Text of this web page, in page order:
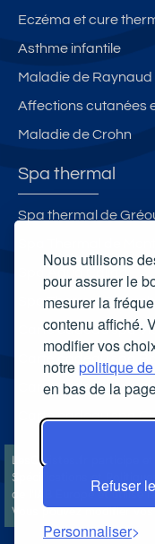
Nous utilisons
pour assurer le
mesurer la
contenu affiché.
modifier vos
notrepolitique
en bas de la
Refuser
Personnaliser
Eczéma et cure
Asthme infantile
Maladie de Raynaud
Affections cutanées
Maladie de Crohn
Spa thermal
Spa thermal de
Spa Thermal
Carte cadeau spa
Carte cadeau spa
Carte cadeau spa
Carte cadeau spa
LesCuristes.fr participe et
Spécifications et
de l'IAB Europe et utilise
Vous pouvez modifier